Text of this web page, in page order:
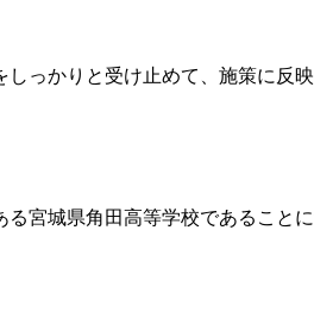
っかりと受け止めて、施策に反映
宮城県角田高等学校であること